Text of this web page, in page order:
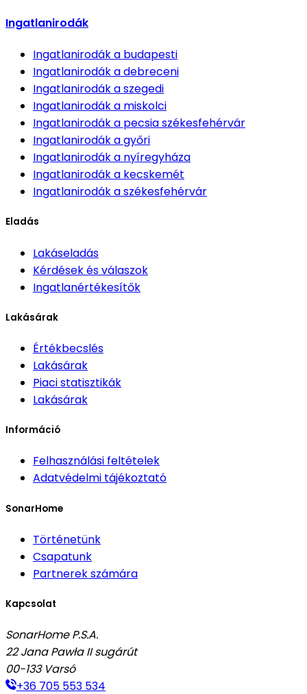
Ingatlanirodák
Ingatlanirodáka budapesti
Ingatlanirodáka debreceni
Ingatlanirodáka szegedi
Ingatlanirodáka miskolci
Ingatlanirodáka pecsia székesfehérvár
Ingatlanirodáka győri
Ingatlanirodáka nyíregyháza
Ingatlanirodáka kecskemét
Ingatlanirodáka székesfehérvár
Eladás
Lakáseladás
Kérdések és válaszok
Ingatlanértékesítők
Lakásárak
Értékbecslés
Lakásárak
Piaci statisztikák
Lakásárak
Információ
Felhasználási feltételek
Adatvédelmi tájékoztató
SonarHome
Történetünk
Csapatunk
Partnerek számára
Kapcsolat
SonarHome P.S.A.
22 Jana Pawła II sugárút
00-133 Varsó
+36 705 553 534